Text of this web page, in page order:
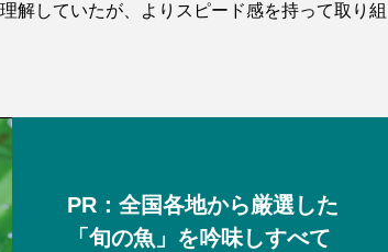
解していたが、よりスピード感を持って取り組
PR：全国各地から厳選した
「旬の魚」を吟味しすべて